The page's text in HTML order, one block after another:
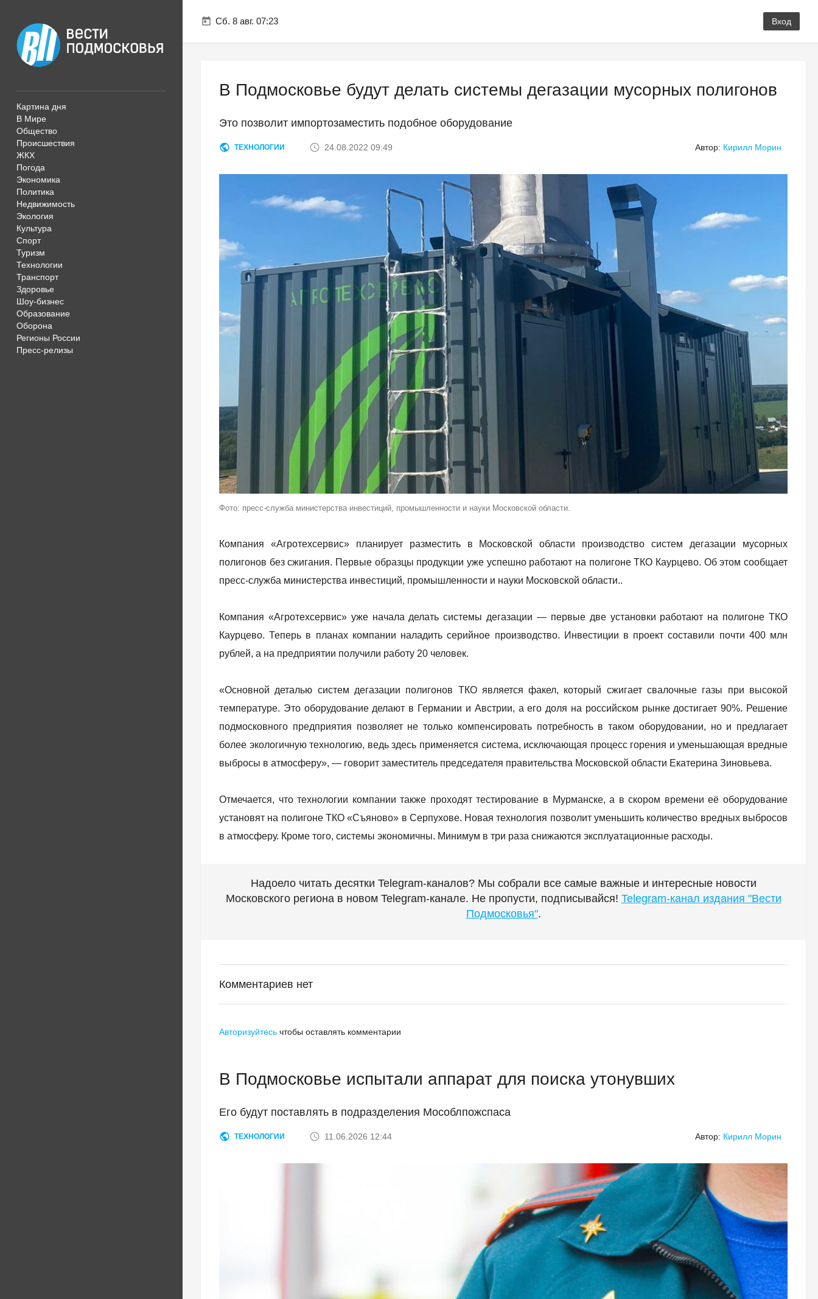
Сб. 8 авг. 07:23 Вход
Картина дня
В Мире
Общество
Происшествия
ЖКХ
Погода
Экономика
Политика
Недвижимость
Экология
Культура
Спорт
Туризм
Технологии
Транспорт
Здоровье
Шоу-бизнес
Образование
Оборона
Регионы России
Пресс-релизы
В Подмосковье будут делать системы дегазации мусорных полигонов
Это позволит импортозаместить подобное оборудование
ТЕХНОЛОГИИ 24.08.2022 09:49 Автор: Кирилл Морин
Фото: пресс-служба министерства инвестиций, промышленности и науки Московской области.
Компания «Агротехсервис» планирует разместить в Московской области производство систем дегазации мусорных
полигонов без сжигания. Первые образцы продукции уже успешно работают на полигоне ТКО Каурцево. Об этом сообщает
пресс-служба министерства инвестиций, промышленности и науки Московской области..
Компания «Агротехсервис» уже начала делать системы дегазации — первые две установки работают на полигоне ТКО
Каурцево. Теперь в планах компании наладить серийное производство. Инвестиции в проект составили почти 400 млн
рублей, а на предприятии получили работу 20 человек.
«Основной деталью систем дегазации полигонов ТКО является факел, который сжигает свалочные газы при высокой
температуре. Это оборудование делают в Германии и Австрии, а его доля на российском рынке достигает 90%. Решение
подмосковного предприятия позволяет не только компенсировать потребность в таком оборудовании, но и предлагает
более экологичную технологию, ведь здесь применяется система, исключающая процесс горения и уменьшающая вредные
выбросы в атмосферу», — говорит заместитель председателя правительства Московской области Екатерина Зиновьева.
Отмечается, что технологии компании также проходят тестирование в Мурманске, а в скором времени её оборудование
установят на полигоне ТКО «Съяново» в Серпухове. Новая технология позволит уменьшить количество вредных выбросов
в атмосферу. Кроме того, системы экономичны. Минимум в три раза снижаются эксплуатационные расходы.
Надоело читать десятки Telegram-каналов? Мы собрали все самые важные и интересные новости
Московского региона в новом Telegram-канале. Не пропусти, подписывайся! Telegram-канал издания "Вести
Подмосковья".
Комментариев нет
Авторизуйтесь чтобы оставлять комментарии
В Подмосковье испытали аппарат для поиска утонувших
Его будут поставлять в подразделения Мособлпожспаса
ТЕХНОЛОГИИ 11.06.2026 12:44 Автор: Кирилл Морин